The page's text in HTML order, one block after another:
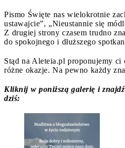
Pismo Święte nas wielokrotnie
ustawajcie”, „Nieustannie się
Z drugiej strony czasem trudno
do spokojnego i dłuższego
Stąd na Aleteia.pl proponujemy
różne okazje. Na pewno każdy
Kliknij w poniższą galerię i
dziś: